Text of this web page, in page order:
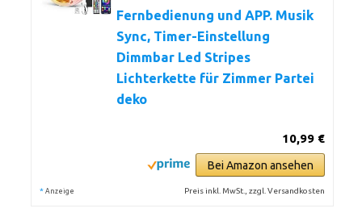
Fernbedienung und APP. Musik
Sync, Timer-Einstellung
Dimmbar Led Stripes
Lichterkette für Zimmer Partei
deko
10,99 €
Bei Amazon ansehen
* Anzeige Preis inkl. MwSt., zzgl. Versandkosten